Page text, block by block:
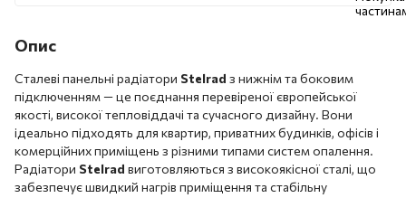
Опис
Сталеві панельні радіатори Stelrad з нижнім та боковим
підключенням — це поєднання перевіреної європейської
якості, високої тепловіддачі та сучасного дизайну. Вони
ідеально підходять для квартир, приватних будинків, офісів і
комерційних приміщень з різними типами систем опалення.
Радіатори Stelrad виготовляються з високоякісної сталі, що
забезпечує швидкий нагрів приміщення та стабільну